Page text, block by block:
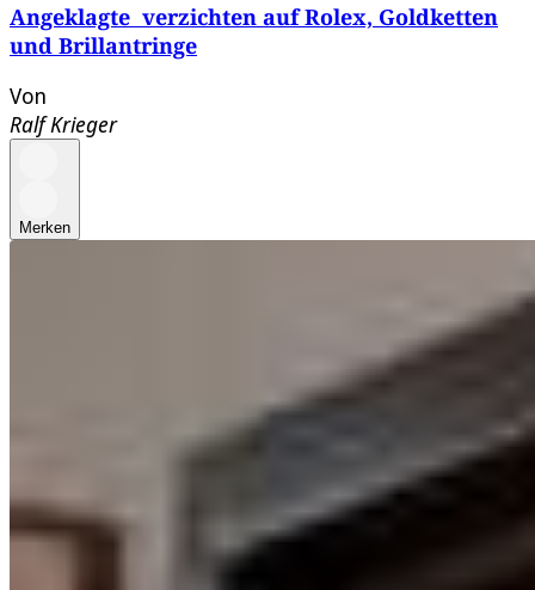
Angeklagte verzichten auf Rolex, Goldketten
und Brillantringe
Von
Ralf Krieger
Merken